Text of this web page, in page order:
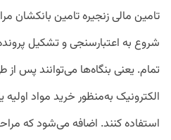
تامین مالی زنجیره تامین بانکشان
شروع به اعتبارسنجی و تشکیل
تمام. یعنی بنگاه‌ها می‌توانند پس از
الکترونیک به‌منظور خرید مواد
استفاده کنند. اضافه می‌شود که